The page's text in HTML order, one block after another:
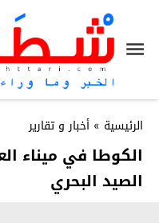
الرئيسية » أخبار و تقارير
الكوطا في ميناء
الصيد البحري